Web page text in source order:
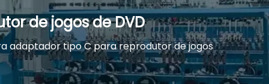
de jogos de DVD
adaptador tipo C para reprodutor de jogos